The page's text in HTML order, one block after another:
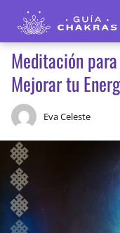
Meditación
Mejorar tu
Eva Celeste